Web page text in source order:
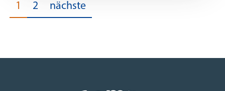
1 2 nächste